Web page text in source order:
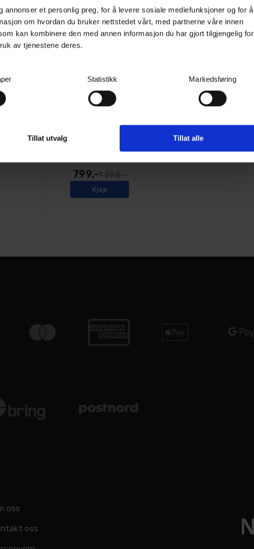
et personlig preg, for å levere sosiale mediefunksjoner og for å
om hvordan du bruker nettstedet vårt, med partnerne våre innen
kan kombinere den med annen informasjon du har gjort tilgjengelig for
av tjenestene deres.
Statistikk Markedsføring
Tillat utvalg Tillat alle
som
38%
799,-
Kjøp
oss
oss